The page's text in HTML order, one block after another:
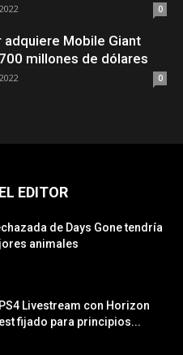
0
adquiere Mobile Giant
millones de dólares
0
EDITOR
de Days Gone tendría
animales
Livestream con Horizon
fijado para principios...